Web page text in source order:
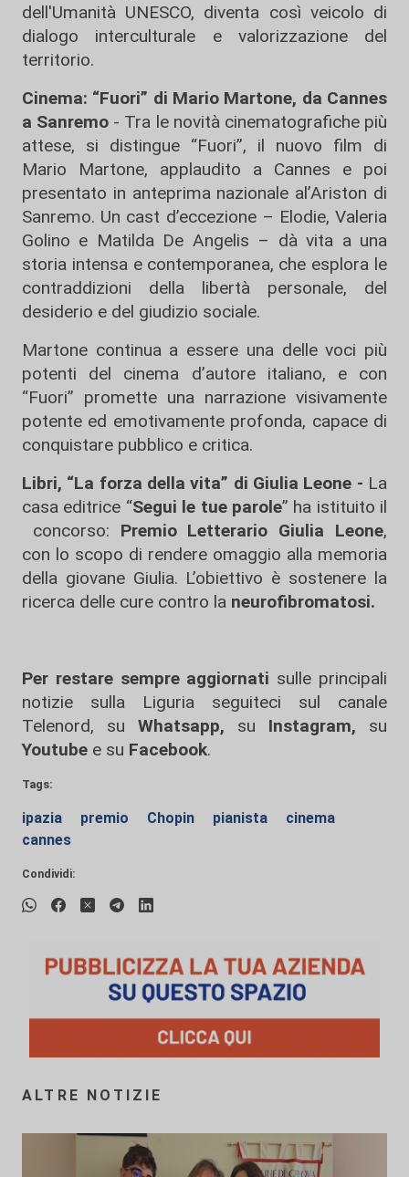
dell'Umanità UNESCO, diventa così veicolo di
dialogo interculturale e valorizzazione del
territorio.
Cinema: “Fuori” di Mario Martone, da Cannes
a Sanremo - Tra le novità cinematografiche più
attese, si distingue “Fuori”, il nuovo film di
Mario Martone, applaudito a Cannes e poi
presentato in anteprima nazionale al’Ariston di
Sanremo. Un cast d’eccezione – Elodie, Valeria
Golino e Matilda De Angelis – dà vita a una
storia intensa e contemporanea, che esplora le
contraddizioni della libertà personale, del
desiderio e del giudizio sociale.
Martone continua a essere una delle voci più
potenti del cinema d’autore italiano, e con
“Fuori” promette una narrazione visivamente
potente ed emotivamente profonda, capace di
conquistare pubblico e critica.
Libri, “La forza della vita” di Giulia Leone - La
casa editrice “Segui le tue parole” ha istituito il
concorso: Premio Letterario Giulia Leone,
con lo scopo di rendere omaggio alla memoria
della giovane Giulia. L’obiettivo è sostenere la
ricerca delle cure contro la neurofibromatosi.
Per restare sempre aggiornati sulle principali
notizie sulla Liguria seguiteci sul canale
Telenord, su
Whatsapp, su Instagram, su
Youtube e su Facebook.
Tags:
ipazia premio Chopin pianista
cinema
cannes
Condividi:
ALTRE NOTIZIE